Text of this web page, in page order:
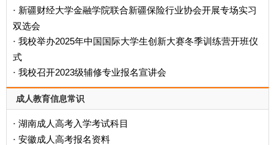
· 新疆财经大学金融学院联合新疆保险行业协会开展专场实习
双选会
· 我校举办2025年中国国际大学生创新大赛冬季训练营开班仪
式
· 我校召开2023级辅修专业报名宣讲会
成人教育信息常识
· 湖南成人高考入学考试科目
· 安徽成人高考报名资料